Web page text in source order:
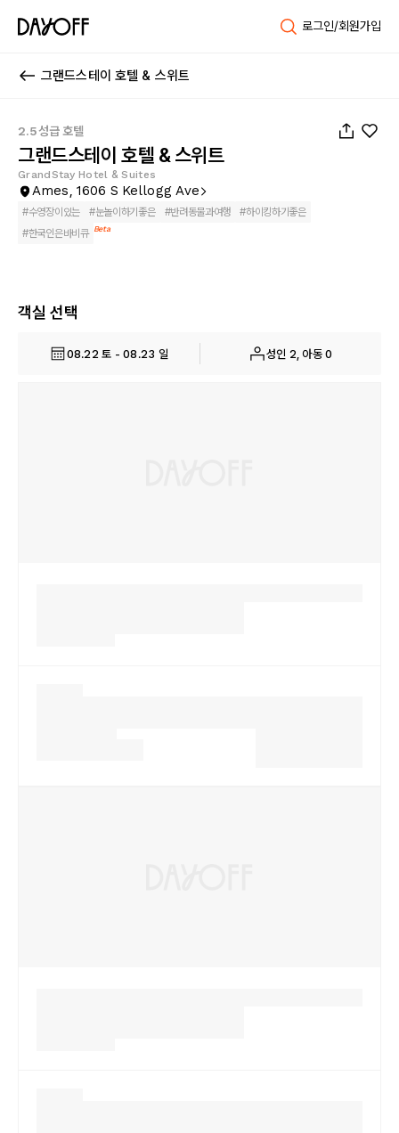
로그인/회원가입
그랜드스테이 호텔 & 스위트
2.5성급 호텔
그랜드스테이 호텔 & 스위트
GrandStay Hotel & Suites
Ames, 1606 S Kellogg Ave
#수영장이있는 #눈놀이하기좋은 #반려동물과여행 #하이킹하기좋은
#한국인은바비큐 Beta
객실 선택
08.22 토 - 08.23 일 성인 2, 아동 0